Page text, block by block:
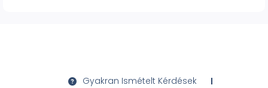
Gyakran Ismételt Kérdések